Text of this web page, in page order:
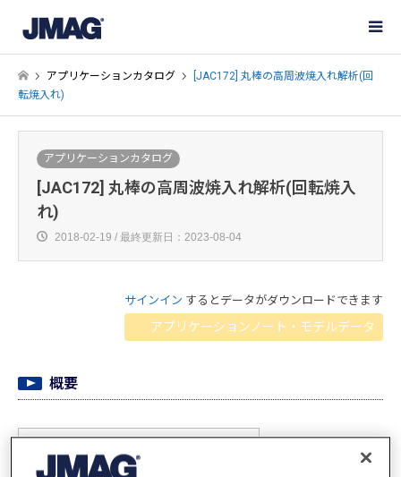
アプリケーションカタログ
[JAC172] 丸棒の高周波焼入れ解析(回
転焼入れ)
アプリケーションカタログ
[JAC172] 丸棒の高周波焼入れ解析(回転焼入
れ)
2018-02-19 / 最終更新日：2023-08-04
サインイン するとデータがダウンロードできます
アプリケーションノート・モデルデータ
概要